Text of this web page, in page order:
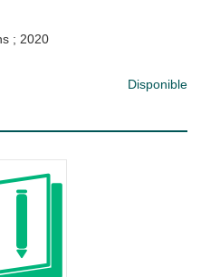
; 2020
Disponible